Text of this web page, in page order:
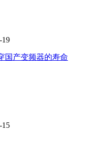
19
国产变频器的寿命
15